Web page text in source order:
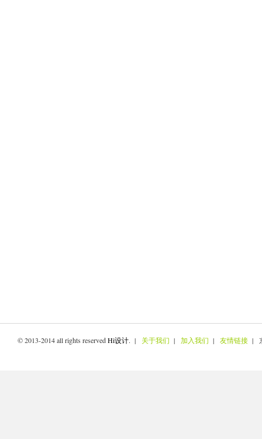
© 2013-2014 all rights reservedHi设计. | 关于我们 | 加入我们 | 友情链接 |